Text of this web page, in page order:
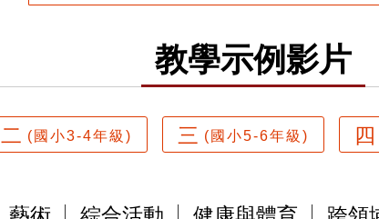
教學示例影片
二 (國小3-4年級) 三 (國小5-6年級) 四